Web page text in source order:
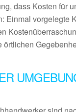
dass Kosten für
Einmal vorgelegte